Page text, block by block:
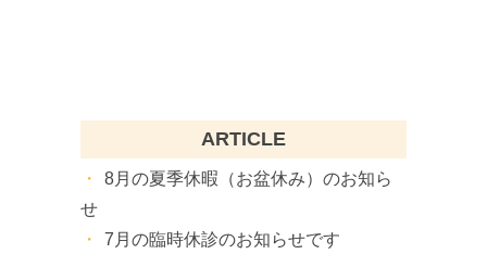
ARTICLE
8月の夏季休暇（お盆休み）のお知ら
せ
7月の臨時休診のお知らせです